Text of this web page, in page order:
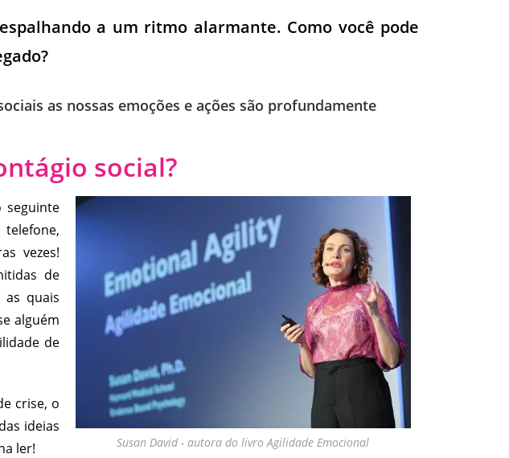
a um ritmo alarmante. Como você pode
as nossas emoções e ações são profundamente
social?
seguinte
vezes!
de
as quais
alguém
de
crise, o
ideias
ler!
Susan David - autora do livro Agilidade Emocional